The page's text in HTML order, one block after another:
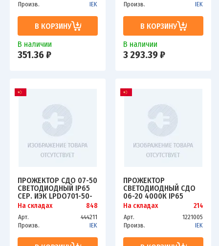
Произв.
IEK
В КОРЗИНУ
В наличии
351.36 ₽
Произв.
IEK
В КОРЗИНУ
В наличии
3 293.39 ₽
ПРОЖЕКТОР СДО 07-50
СВЕТОДИОДНЫЙ IP65
СЕР. ИЭК LPDO701-50-
K03
На складах 848
Арт.
444211
Произв.
IEK
ПРОЖЕКТОР
СВЕТОДИОДНЫЙ СДО
06-20 4000К IP65
ЧЕРН. ИЭК LPDO601-20-
40-K02
На складах 214
Арт.
1221005
Произв.
IEK